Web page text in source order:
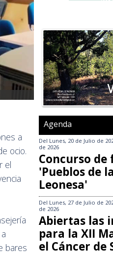
a
ocio.
el
bares
Agenda
Del Lunes, 20 de Julio de
de 2026
Concurso
'Pueblos de
Leonesa'
Del Lunes, 27 de Julio de
de 2026
Abiertas las
para la XII
el Cáncer de